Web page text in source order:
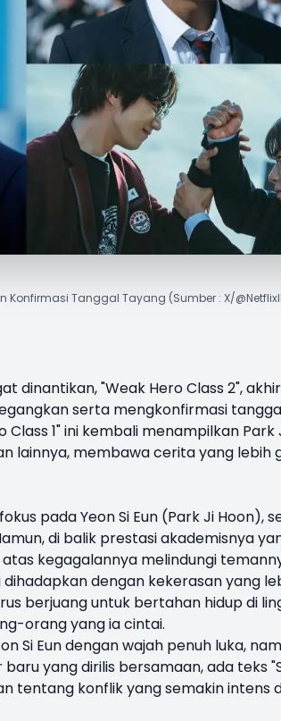
Konfirmasi Tanggal Tayang (Sumber : X/
dinantikan, "Weak Hero Class 2",
serta mengkonfirmasi
Class1" ini kembali menampilkan Park
lainnya, membawa cerita yang lebih
pada Yeon Si Eun (Park Ji Hoon),
di balik prestasi akademisnya
kegagalannya melindungi
dengan kekerasan yang
berjuang untuk bertahan hidup di
orang yang ia cintai.
Si Eun dengan wajah penuh luka,
yang dirilis bersamaan, ada teks
tentang konflik yang semakin intens